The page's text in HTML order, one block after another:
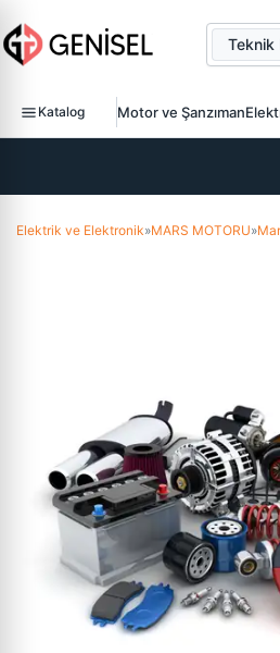
Teknik
Katalog Motor ve Şanzıman
Elektrik ve Elektronik»MARS MOTORU»